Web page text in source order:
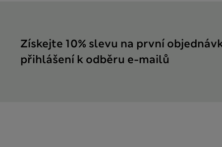
Získejte 10% slevu na první
přihlášení k odběru e-mailů